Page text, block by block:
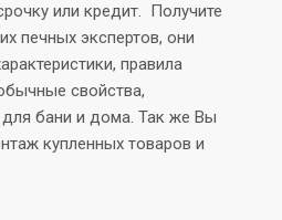
или кредит.
Получите
печных экспертов, они
правила
свойства,
бани и дома. Так же Вы
купленных товаров и